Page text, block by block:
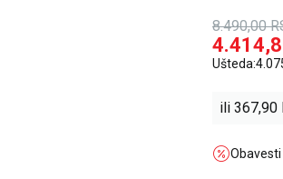
8.490,00
Ušteda:
ili 367,90